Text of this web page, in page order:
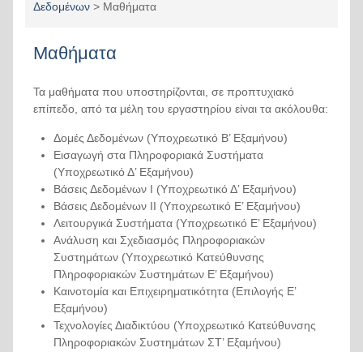
Δεδομένων> Μαθήματα
Μαθήματα
Τα μαθήματα που υποστηρίζονται, σε προπτυχιακό
επίπεδο, από τα μέλη του εργαστηρίου είναι τα ακόλουθα:
Δομές Δεδομένων (Υποχρεωτικό Β’ Εξαμήνου)
Εισαγωγή στα Πληροφοριακά Συστήματα
(Υποχρεωτικό Δ’ Εξαμήνου)
Βάσεις Δεδομένων Ι (Υποχρεωτικό Δ’ Εξαμήνου)
Βάσεις Δεδομένων ΙΙ (Υποχρεωτικό Ε’ Εξαμήνου)
Λειτουργικά Συστήματα (Υποχρεωτικό Ε’ Εξαμήνου)
Ανάλυση και Σχεδιασμός Πληροφοριακών
Συστημάτων (Υποχρεωτικό Κατεύθυνσης
Πληροφοριακών Συστημάτων Ε’ Εξαμήνου)
Καινοτομία και Επιχειρηματικότητα (Επιλογής Ε’
Εξαμήνου)
Τεχνολογίες Διαδικτύου (Υποχρεωτικό Κατεύθυνσης
Πληροφοριακών Συστημάτων ΣΤ’ Εξαμήνου)